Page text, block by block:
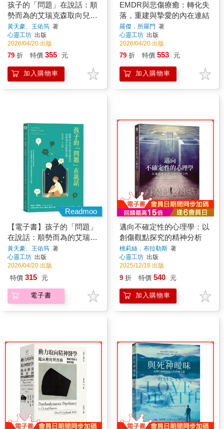
孩子的「問題」在說話：順
勢而為的艾瑞克森取向兒童
青少年催眠治療
黃天豪、王佑筠 著
心靈工坊 出版
2026/04/20 出版
79 折 特價 355 元
加入購物車
EMDR與悲傷療癒：轉化失
落，重建與摯愛的內在連結
羅傑．所羅門 著
心靈工坊 出版
2026/04/20 出版
79 折 特價 553 元
加入購物車
Readmoo
【電子書】孩子的「問題」
在說話：順勢而為的艾瑞克
森取向兒童青少年催眠治療
黃天豪、王佑筠 著
心靈工坊 出版
2026/04/20 出版
特價 315 元
電子書
邁向不確定性的心理學：以
創傷觀點探究的精神分析
桃莉絲．布拉勒斯 著
心靈工坊 出版
2025/12/18 出版
9 折 特價 540 元
加入購物車